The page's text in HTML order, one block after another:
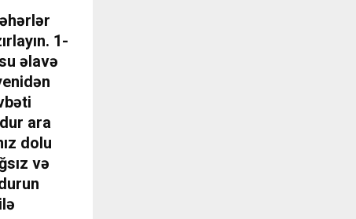
1-
əlavə
ara
dolu
və